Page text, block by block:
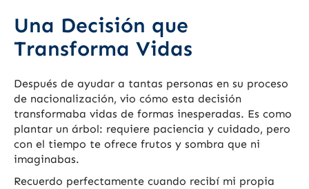
Una Decisión que
Transforma Vidas
Después de ayudar a tantas personas en su proceso
de nacionalización, vio cómo esta decisión
transformaba vidas de formas inesperadas. Es como
plantar un árbol: requiere paciencia y cuidado, pero
con el tiempo te ofrece frutos y sombra que ni
imaginabas.
Recuerdo perfectamente cuando recibí mi propia